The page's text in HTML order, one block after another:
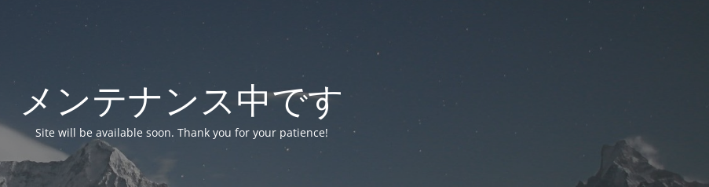
メンテナンス中です
Site will be available soon. Thank you for your patience!